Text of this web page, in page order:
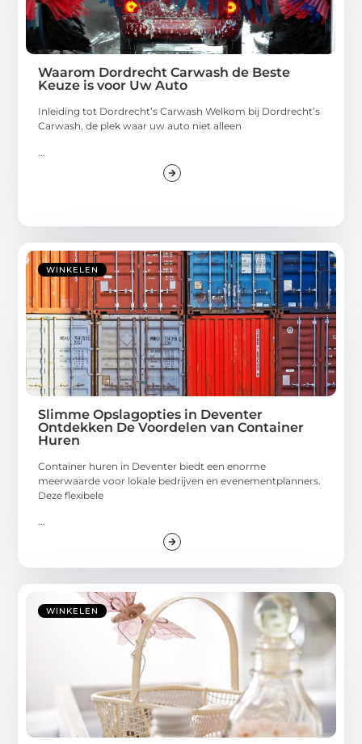
Waarom Dordrecht Carwash de Beste
Keuze is voor Uw Auto
Inleiding tot Dordrecht’s Carwash Welkom bij Dordrecht’s
Carwash, de plek waar uw auto niet alleen
WINKELEN
Slimme Opslagopties in Deventer
Ontdekken De Voordelen van Container
Huren
Container huren in Deventer biedt een enorme
meerwaarde voor lokale bedrijven en evenementplanners.
Deze flexibele
...
WINKELEN